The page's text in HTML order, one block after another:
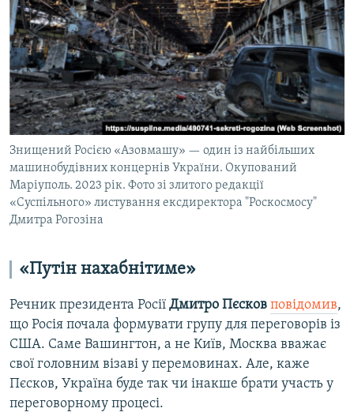
Знищений Росією «Азовмашу» — один із найбільших
машинобудівних концернів України. Окупований
Маріуполь. 2023 рік. Фото зі злитого редакції
«Суспільного» листування ексдиректора "Роскосмосу"
Дмитра Рогозіна
«Путін нахабнітиме»
Речник президента Росії Дмитро Пєсков повідомив,
що Росія почала формувати групу для переговорів із
США. Саме Вашингтон, а не Київ, Москва вважає
свої головним візаві у перемовинах. Але, каже
Пєсков, Україна буде так чи інакше брати участь у
переговорному процесі.